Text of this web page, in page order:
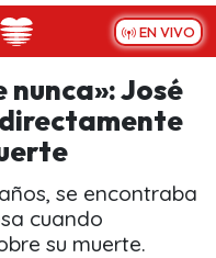
EN VIVO
nunca»: José
se encontraba
cuando
su muerte.